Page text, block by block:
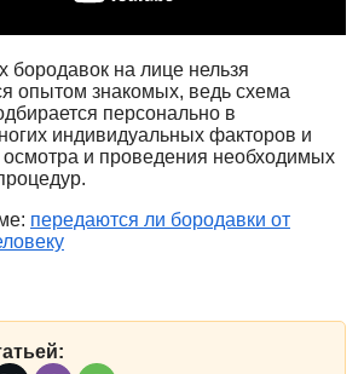
бородавок на лице нельзя
опытом знакомых, ведь схема
персонально в
индивидуальных факторов и
осмотра и проведения необходимых
передаются ли бородавки от